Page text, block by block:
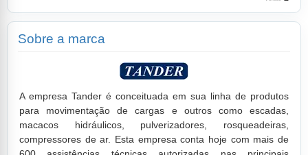
Sobre a marca
A empresa Tander é conceituada em sua linha de produtos
para movimentação de cargas e outros como escadas,
macacos hidráulicos, pulverizadores, rosqueadeiras,
compressores de ar. Esta empresa conta hoje com mais de